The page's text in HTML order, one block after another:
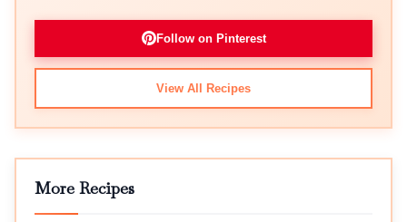
Follow on Pinterest
View All Recipes
More Recipes